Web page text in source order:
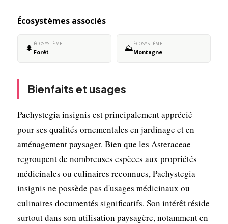
Écosystèmes associés
🌲 ÉCOSYSTÈME
Forêt ⛰️ÉCOSYSTÈME
Montagne
Bienfaits et usages
Pachystegia insignis est principalement apprécié
pour ses qualités ornementales en jardinage et en
aménagement paysager. Bien que les Asteraceae
regroupent de nombreuses espèces aux propriétés
médicinales ou culinaires reconnues, Pachystegia
insignis ne possède pas d'usages médicinaux ou
culinaires documentés significatifs. Son intérêt réside
surtout dans son utilisation paysagère, notamment en